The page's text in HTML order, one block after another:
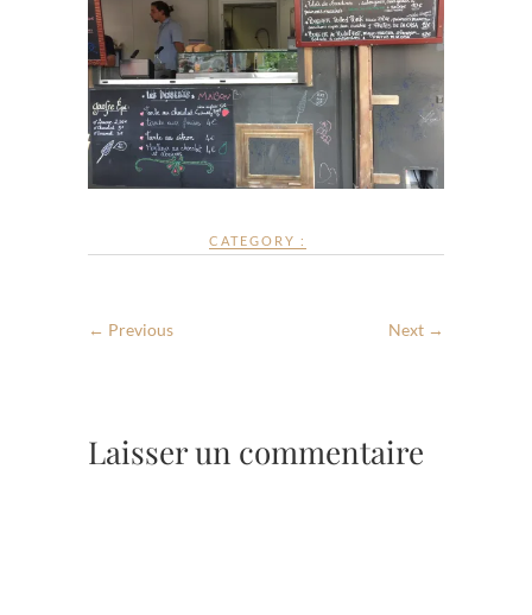
CATEGORY :
← Previous Next →
Laisser un commentaire